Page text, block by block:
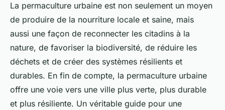
La permaculture urbaine est non seulement un moyen
de produire de la nourriture locale et saine, mais
aussi une façon de reconnecter les citadins à la
nature, de favoriser la biodiversité, de réduire les
déchets et de créer des systèmes résilients et
durables. En fin de compte, la permaculture urbaine
offre une voie vers une ville plus verte, plus durable
et plus résiliente. Un véritable guide pour une